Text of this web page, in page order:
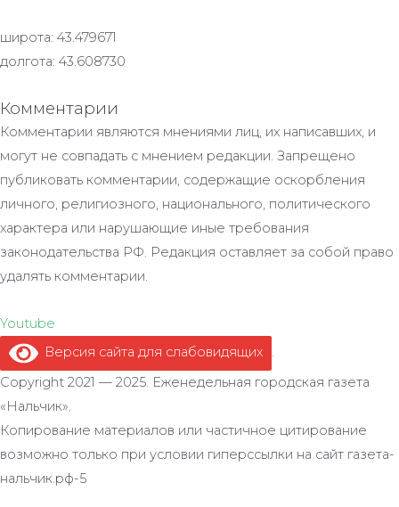
широта: 43.479671
долгота: 43.608730
Комментарии
Комментарии являются мнениями лиц, их написавших, и
могут не совпадать с мнением редакции. Запрещено
публиковать комментарии, содержащие оскорбления
личного, религиозного, национального, политического
характера или нарушающие иные требования
законодательства РФ. Редакция оставляет за собой право
удалять комментарии.
Youtube
Версия сайта для слабовидящих
.
Copyright 2021 — 2025. Еженедельная городская газета
«Нальчик».
Копирование материалов или частичное цитирование
возможно только при условии гиперссылки на сайт газета-
нальчик.рф-5